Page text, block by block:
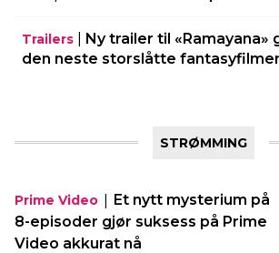
Trailers
Ny trailer til «Ramayana»
den neste storslåtte
STRØMMING
Prime Video | Et nytt mysterium på
8-episoder gjør suksess på Prime
Video akkurat nå